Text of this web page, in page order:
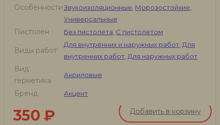
ОсобенностиЗвукоизоляционные Морозостойкие
Универсальные
Пистолен Без пистолета С пистолетом
Виды работ
Для внутренних и наружных работ Для
внутренних работ Для наружных работ
Вид
герметика
Акриловые
Бренд Акцент
350 ₽ Добавить в корзину